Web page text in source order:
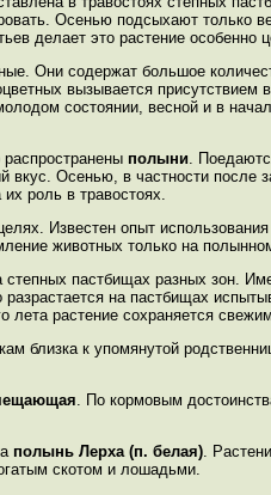
Осенью подсыхают только
делает это растение особенно
Они содержат большое
вызывается присутствием
состоянии, весной и в
полыни .
вкус. Осенью, в частности
роль в травостоях.
Известен опыт
животных только на
степных пастбищах разных зон.
на пастбищах
лета растение сохраняется
близка к упомянутой
. По кормовым
полынь Лерха (п. белая) .
скотом и лошадьми.